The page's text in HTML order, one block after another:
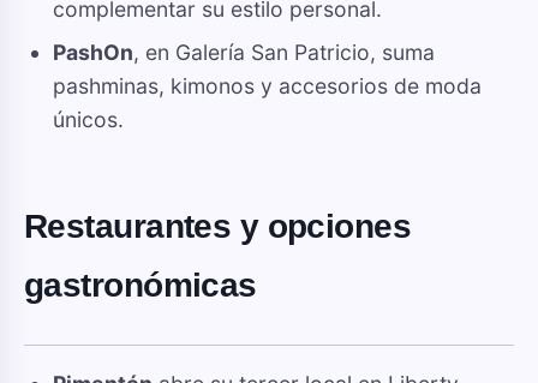
complementar su estilo personal.
PashOn, en Galería San Patricio, suma
pashminas, kimonos y accesorios de moda
únicos.
Restaurantes y opciones
gastronómicas